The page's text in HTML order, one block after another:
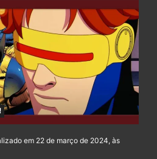
em 22 de março de 2024, às